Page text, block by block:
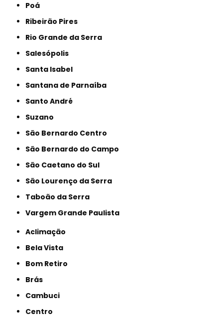
Poá
Ribeirão Pires
Rio Grande da Serra
Salesópolis
Santa Isabel
Santana de Parnaíba
Santo André
Suzano
São Bernardo Centro
São Bernardo do Campo
São Caetano do Sul
São Lourenço da Serra
Taboão da Serra
Vargem Grande Paulista
Aclimação
Bela Vista
Bom Retiro
Brás
Cambuci
Centro